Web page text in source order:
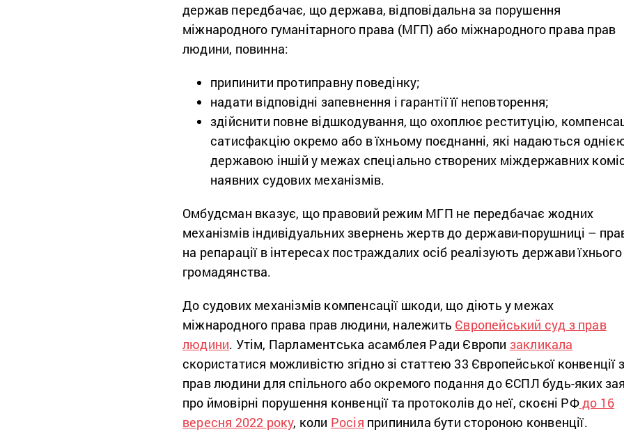
держав передбачає, що держава, відповідальна за порушення
міжнародного гуманітарного права (МГП) або міжнародного права прав
людини, повинна:
припинити протиправну поведінку;
надати відповідні запевнення і гарантії її неповторення;
здійснити повне відшкодування, що охоплює реституцію,
сатисфакцію окремо або в їхньому поєднанні, які надаються
державою іншій у межах спеціально створених міждержавних
наявних судових механізмів.
Омбудсман вказує, що правовий режим МГП не передбачає жодних
механізмів індивідуальних звернень жертв до держави-порушниці –
на репарації в інтересах постраждалих осіб реалізують держави їхнього
громадянства.
До судових механізмів компенсації шкоди, що діють у межах
міжнародного права прав людини, належить Європейський суд з прав
людини. Утім, Парламентська асамблея Ради Європи закликала
скористатися можливістю згідно зі статтею 33 Європейської конвенції з
прав людини для спільного або окремого подання до ЄСПЛ будь-яких
про ймовірні порушення конвенції та протоколів до неї, скоєні РФдо 16
вересня 2022 року, коли Росія припинила бути стороною конвенції.